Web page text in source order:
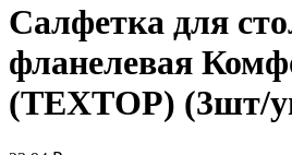
Салфетка для
фланелевая
(ТЕХТОР) (3шт/